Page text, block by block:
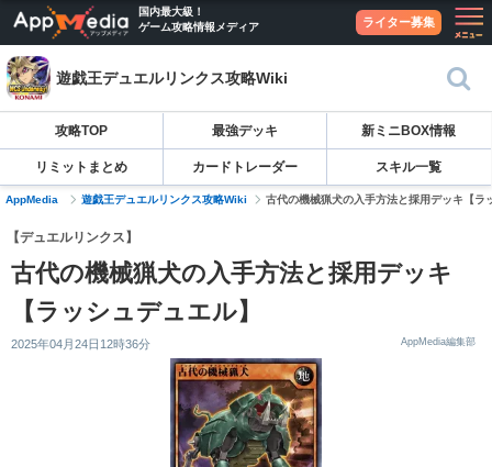
国内最大級！
ゲーム攻略情報メディア
ライター募集
遊戯王デュエルリンクス攻略Wiki
攻略TOP 最強デッキ 新ミニBOX情報
リミットまとめ カードトレーダー スキル一覧
AppMedia 遊戯王デュエルリンクス攻略Wiki 古代の機械猟犬の入手方法と採用デッキ【ラ
【デュエルリンクス】
古代の機械猟犬の入手方法と採用デッキ
【ラッシュデュエル】
2025年04月24日12時36分 AppMedia編集部